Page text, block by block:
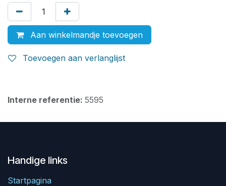
Aan winkelmandje toevoegen
Toevoegen aan verlanglijst
Interne referentie: 5595
Handige links
Startpagina